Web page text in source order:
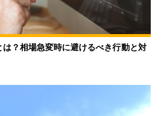
？相場急変時に避けるべき行動と対